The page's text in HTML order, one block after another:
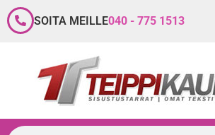
SOITA MEILLE040 - 775 1513